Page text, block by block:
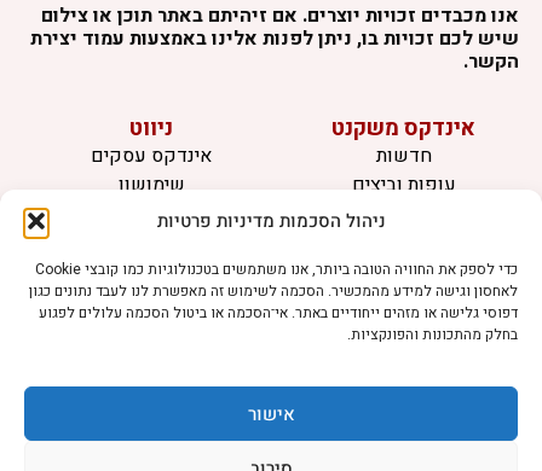
ניהול הסכמות מדיניות פרטיות
כדי לספק את החוויה הטובה ביותר, אנו משתמשים בטכנולוגיות כמו קובצי Cookie
לאחסון וגישה למידע מהמכשיר. הסכמה לשימוש זה מאפשרת לנו לעבד נתונים כגון
דפוסי גלישה או מזהים ייחודיים באתר. אי־הסכמה או ביטול הסכמה עלולים לפגוע
בחלק מהתכונות והפונקציות.
אישור
אנו מכבדים זכויות יוצרים. אם זיהיתם באתר תוכן או צילום
שיש לכם זכויות בו, ניתן לפנות אלינו באמצעות עמוד יצירת
הקשר.
אינדקס משקנט
חדשות
עופות וביצים
בקר וחלב
אצות
בריאות מהחי
ניווט
אינדקס עסקים
שימושון
לוח מודעות
הרשמה לניוזלטר
פרסמו אצלנו